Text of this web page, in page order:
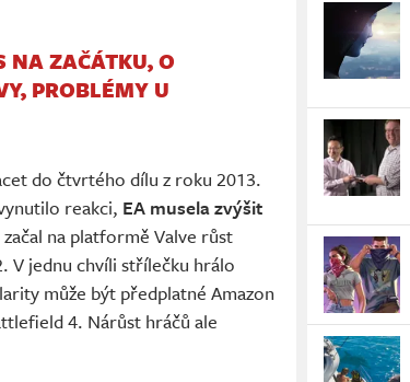
NA ZAČÁTKU, O
PROBLÉMY U
do čtvrtého dílu z roku 2013.
reakci, EA musela zvýšit
na platformě Valve růst
V jednu chvíli střílečku hrálo
může být předplatné Amazon
4. Nárůst hráčů ale